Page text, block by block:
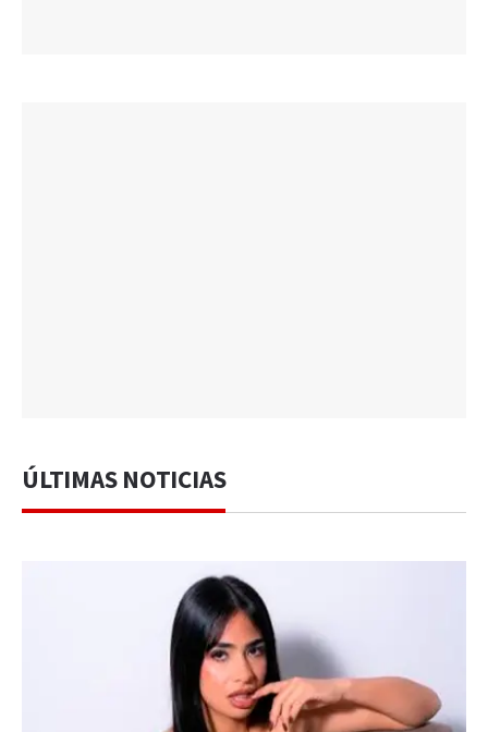
ÚLTIMAS NOTICIAS